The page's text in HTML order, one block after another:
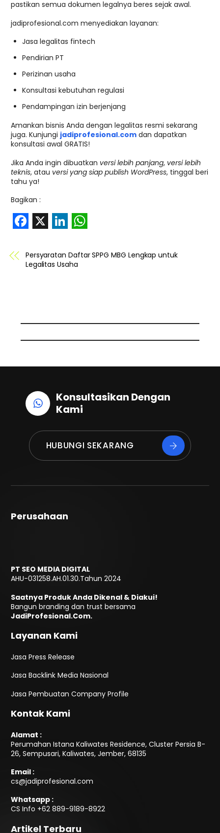
pastikan semua dokumen legalnya beres sejak awal.
jadiprofesional.com menyediakan layanan:
Jasa legalitas fintech
Pendirian PT
Perizinan usaha
Konsultasi kebutuhan regulasi
Pendampingan izin berjenjang
Amankan bisnis Anda dengan legalitas resmi sekarang
juga. Kunjungi jadiprofesional.com dan dapatkan
konsultasi awal GRATIS!
Jika Anda ingin dibuatkan versi lebih panjang, versi lebih
teknis, atau versi yang siap publish WordPress, tinggal beri
tahu ya!
Bagikan :
F
a
o
k
X L
i
n
I
n
W
h
a
p
p
Persyaratan Daftar SPPG MBG Lengkap untuk
Legalitas Usaha
Konsultasikan Dengan
Kami
HUBUNGI SEKARANG
Perusahaan
PT SEO MEDIA DIGITAL
AHU-031258.AH.01.30.Tahun 2024
Saatnya Produk Anda Dikenal & Diakui!
Bangun branding dan trust bersama
JadiProfesional.Com.
Layanan Kami
Jasa Press Release
Jasa Backlink Media Nasional
Jasa Pembuatan Company Profile
Kontak Kami
Alamat :
Perumahan Istana Kaliwates Residence, Cluster Persia B-
26, Sempusari, Kaliwates, Jember, 68135
Email :
cs@jadiprofesional.com
Whatsapp :
CS Info +62 889-9189-8922
Artikel Terbaru